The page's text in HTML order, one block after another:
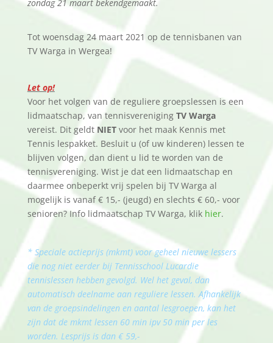
zondag 21 maart bekendgemaakt.
Tot woensdag 24 maart 2021 op de tennisbanen van
TV Warga in Wergea!
Let op!
Voor het volgen van de reguliere groepslessen is een
lidmaatschap, van tennisvereniging TV Warga
vereist. Dit geldt NIETvoor het maak Kennis met
Tennis lespakket. Besluit u (of uw kinderen) lessen te
blijven volgen, dan dient u lid te worden van de
tennisvereniging. Wist je dat een lidmaatschap en
daarmee onbeperkt vrij spelen bij TV Warga al
mogelijk is vanaf € 15,- (jeugd) en slechts € 60,- voor
senioren? Info lidmaatschap TV Warga, klik hier.
* Speciale actieprijs (mkmt) voor geheel nieuwe lessers
die nog niet eerder bij Tennisschool Lucardie
tennislessen hebben gevolgd. Wel het geval, dan
automatisch deelname aan reguliere lessen. Afhankelijk
van de groepsindelingen en aantal lesgroepen, kan het
zijn dat de mkmt lessen 60 min ipv 50 min per les
worden. Lesprijs is dan € 59,-